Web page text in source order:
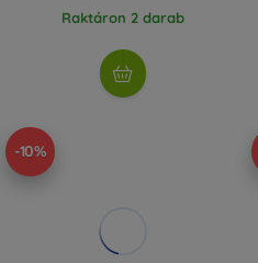
Raktáron 2 darab
-10%